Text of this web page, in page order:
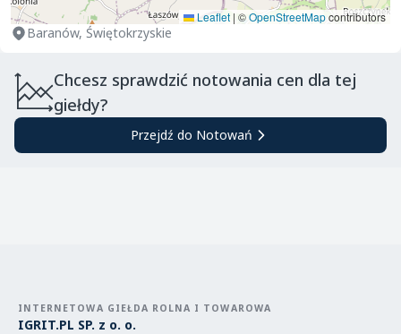
Leaflet | ©OpenStreetMapcontributors
Baranów, Świętokrzyskie
Chcesz sprawdzić notowania cen dla tej
giełdy?
Przejdź do Notowań
INTERNETOWA GIEŁDA ROLNA I TOWAROWA
IGRIT.PL SP. z o. o.